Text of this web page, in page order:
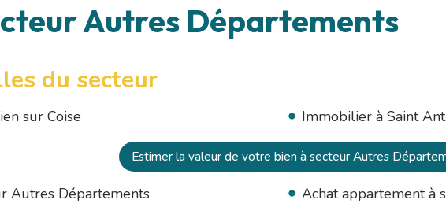
Autres Départements
du secteur
sur Coise Immobilier à Saint
Estimer la valeur de votre bien à secteur Autres
Autres Départements
Achat appartement à